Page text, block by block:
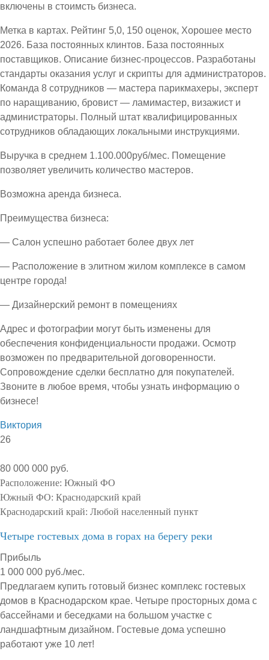
включены в стоимсть бизнеса.
Метка в картах. Рейтинг 5,0, 150 оценок, Хорошее место
2026. База постоянных клинтов. База постоянных
поставщиков. Описание бизнес-процессов. Разработаны
стандарты оказания услуг и скрипты для администраторов.
Команда 8 сотрудников — мастера парикмахеры, эксперт
по наращиванию, бровист — ламимастер, визажист и
администраторы. Полный штат квалифицированных
сотрудников обладающих локальными инструкциями.
Выручка в среднем 1.100.000руб/мес. Помещение
позволяет увеличить количество мастеров.
Возможна аренда бизнеса.
Преимущества бизнеса:
— Салон успешно работает более двух лет
— Расположение в элитном жилом комплексе в самом
центре города!
— Дизайнерский ремонт в помещениях
Адрес и фотографии могут быть изменены для
обеспечения конфиденциальности продажи. Осмотр
возможен по предварительной договоренности.
Сопровождение сделки бесплатно для покупателей.
Звоните в любое время, чтобы узнать информацию о
бизнесе!
Виктория
26
80 000 000 руб.
Расположение: Южный ФО
Южный ФО: Краснодарский край
Краснодарский край: Любой населенный пункт
Четыре гостевых дома в горах на берегу реки
Прибыль
1 000 000 руб./мес.
Предлагаем купить готовый бизнес комплекс гостевых
домов в Краснодарском крае. Четыре просторных дома с
бассейнами и беседками на большом участке с
ландшафтным дизайном. Гостевые дома успешно
работают уже 10 лет!